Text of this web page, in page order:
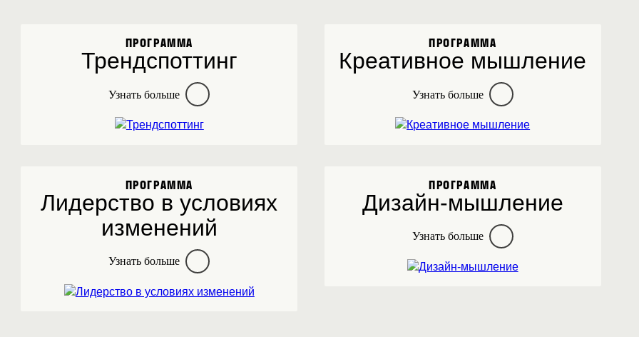
ПРОГРАММА
Трендспоттинг
Узнать больше
ПРОГРАММА
Креативное мышление
Узнать больше
ПРОГРАММА
Лидерство в условиях
изменений
Узнать больше
ПРОГРАММА
Дизайн-мышление
Узнать больше